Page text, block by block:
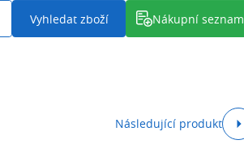
Vyhledat zboží Nákupní seznam
Následující produkt